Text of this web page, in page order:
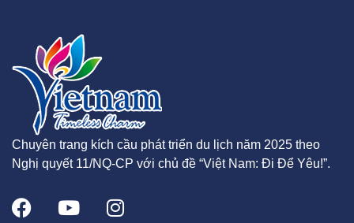
Chuyên trang kích cầu phát triển du lịch năm 2025 theo
Nghị quyết 11/NQ-CP với chủ đề “Việt Nam: Đi Để Yêu!”.